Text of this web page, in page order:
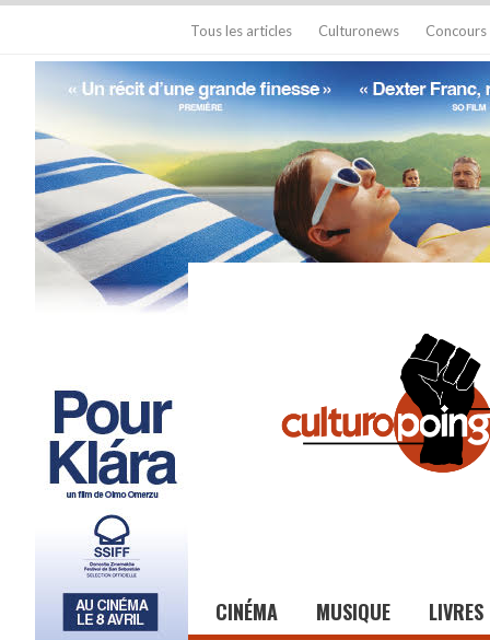
Tous les articles Culturonews Concours
CINÉMA MUSIQUE LIVRES